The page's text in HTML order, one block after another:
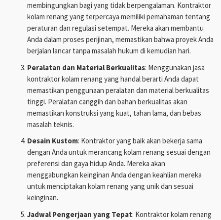
membingungkan bagi yang tidak berpengalaman. Kontraktor
kolam renang yang terpercaya memiliki pemahaman tentang
peraturan dan regulasi setempat. Mereka akan membantu
Anda dalam proses perijinan, memastikan bahwa proyek Anda
berjalan lancar tanpa masalah hukum di kemudian hari.
Peralatan dan Material Berkualitas: Menggunakan jasa
kontraktor kolam renang yang handal berarti Anda dapat
memastikan penggunaan peralatan dan material berkualitas
tinggi. Peralatan canggih dan bahan berkualitas akan
memastikan konstruksi yang kuat, tahan lama, dan bebas
masalah teknis.
Desain Kustom: Kontraktor yang baik akan bekerja sama
dengan Anda untuk merancang kolam renang sesuai dengan
preferensi dan gaya hidup Anda. Mereka akan
menggabungkan keinginan Anda dengan keahlian mereka
untuk menciptakan kolam renang yang unik dan sesuai
keinginan.
Jadwal Pengerjaan yang Tepat: Kontraktor kolam renang